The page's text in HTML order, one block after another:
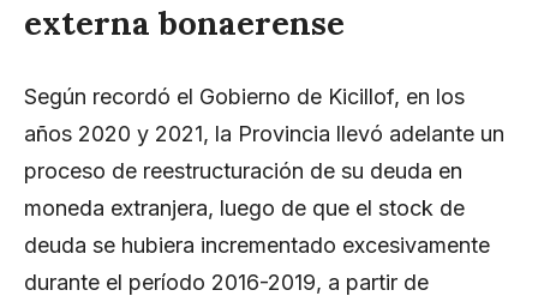
externa bonaerense
Según recordó el Gobierno de Kicillof, en los
años 2020 y 2021, la Provincia llevó adelante un
proceso de reestructuración de su deuda en
moneda extranjera, luego de que el stock de
deuda se hubiera incrementado excesivamente
durante el período 2016-2019, a partir de